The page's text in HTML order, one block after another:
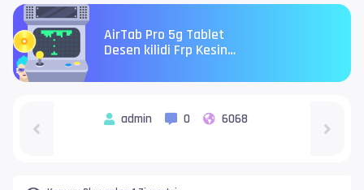
AirTab Pro 5g Tablet
Desen kilidi Frp Kesin
admin 0 6068